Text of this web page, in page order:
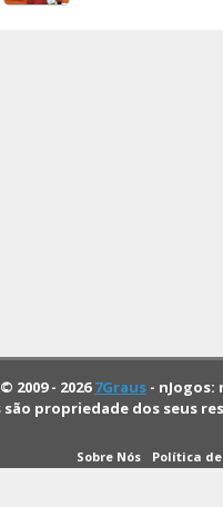
© 2009 - 20267Graus -
são propriedade dos seus
Sobre Nós Política